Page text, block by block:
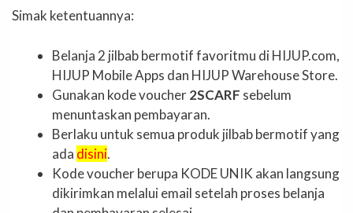
Simak ketentuannya:
Belanja 2 jilbab bermotif favoritmu di HIJUP.com,
HIJUP Mobile Apps dan HIJUP Warehouse Store.
Gunakan kode voucher2SCARF sebelum
menuntaskan pembayaran.
Berlaku untuk semua produk jilbab bermotif yang
ada disini.
Kode voucher berupa KODE UNIK akan langsung
dikirimkan melalui email setelah proses belanja